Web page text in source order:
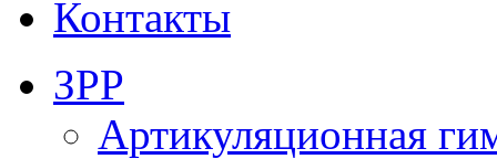
Контакты
ЗРР
Артикуляционная